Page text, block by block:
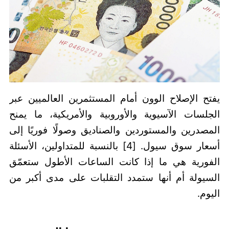
يفتح الإصلاح الوون أمام المستثمرين العالميين عبر
الجلسات الآسيوية والأوروبية والأمريكية، ما يمنح
المصدرين والمستوردين والصناديق وصولًا فوريًا إلى
أسعار سوق سيول. [4] بالنسبة للمتداولين، الأسئلة
الفورية هي ما إذا كانت الساعات الأطول ستعمّق
السيولة أم أنها ستمدد التقلبات على مدى أكبر من
اليوم.